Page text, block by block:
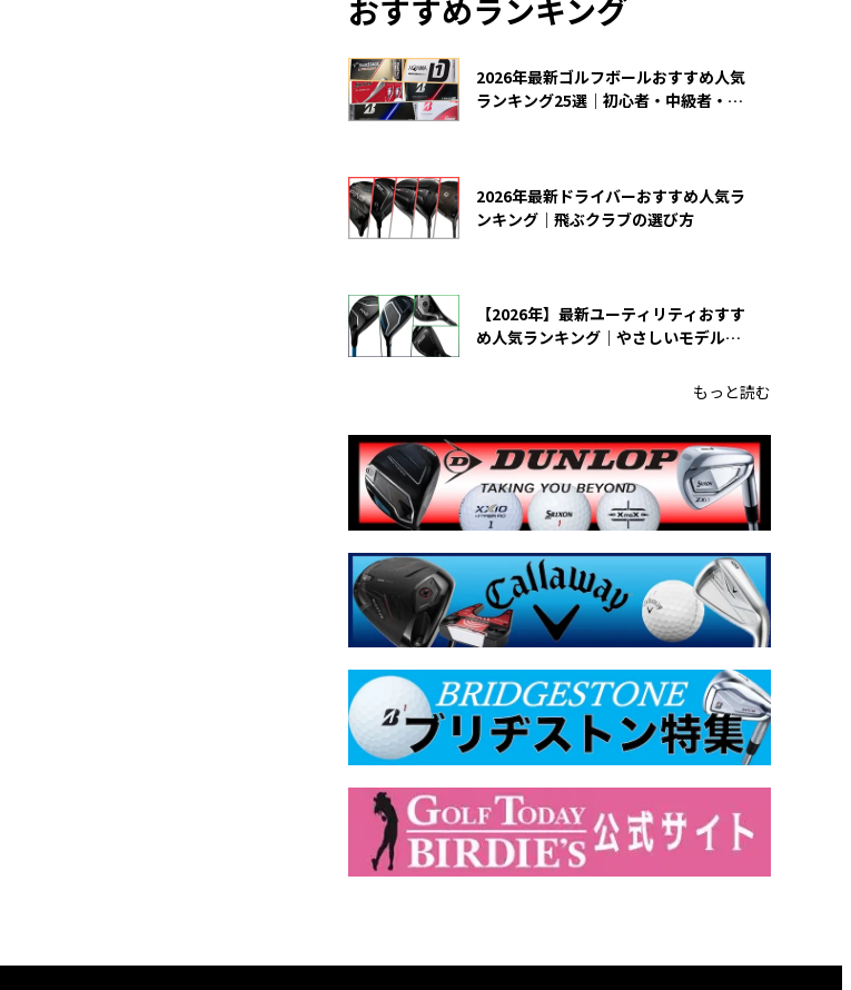
おすすめランキング
2026年最新ゴルフボールおすすめ人気
ランキング25選｜初心者・中級者・上
2026年最新ドライバーおすすめ人気ラ
ンキング｜飛ぶクラブの選び方
【2026年】最新ユーティリティおすす
め人気ランキング｜やさしいモデルの
もっと読む